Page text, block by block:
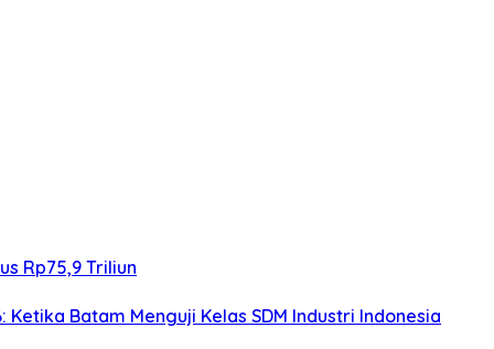
Rp75,9 Triliun
Batam Menguji Kelas SDM Industri Indonesia